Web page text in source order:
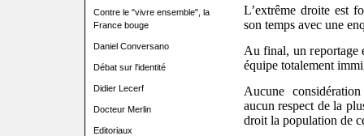
Contre le "vivre ensemble", la
France bouge
Daniel Conversano
Débat sur l'identité
Didier Lecerf
Docteur Merlin
Editoriaux
L’extrême droite est
son temps avec une
Au final, un reportage
équipe totalement
Aucune
aucun respect de la
droit la population de